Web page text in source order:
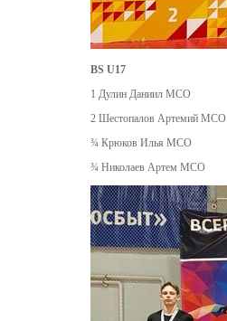
BS U17
1 Дулин Даниил МСО
2 Шестопалов Артемий МСО
¾ Крюков Илья МСО
¾ Николаев Артем МСО